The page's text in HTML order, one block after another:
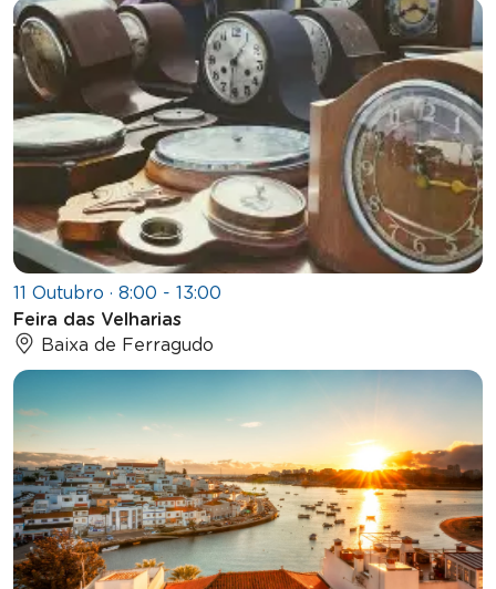
11 Outubro · 8:00 - 13:00
Feira das Velharias
Baixa de Ferragudo